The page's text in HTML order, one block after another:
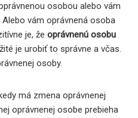
osobou alebo vám
vám oprávnená osoba
je, že oprávnenú osobu
je urobiť to správne a včas.
osoby.
má zmena oprávnenej
oprávnenej osobe prebieha